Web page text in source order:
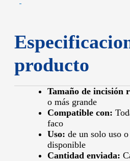
producto
Tamaño de incisión
o más grande
Compatible con:
faco
Uso: de un solo uso
disponible
Cantidad enviada: